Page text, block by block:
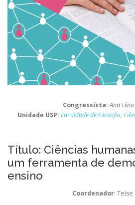
Congressista: Ana
Unidade USP: Faculdade de Filosofia,
Título: Ciências
um ferramenta de
ensino
Coordenador: